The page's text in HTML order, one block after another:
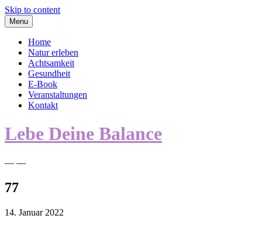
Skip to content
Menu
Home
Natur erleben
Achtsamkeit
Gesundheit
E-Book
Veranstaltungen
Kontakt
Lebe Deine Balance
— —
77
14. Januar 2022